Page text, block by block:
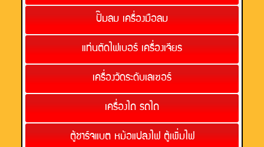
ปั๊มลม เครื่องมือลม
แท่นตัดไฟเบอร์ เครื่องเจียร
เครื่องวัดระดับเลเซอร์
เครื่องไถ รถไถ
ตู้ชาร์จแบต หม้อแปลงไฟ ตู้เพิ่มไฟ